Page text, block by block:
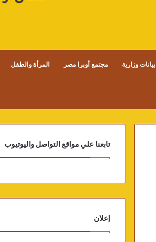
بيانات وزارية مجتمع أوبرا مصر المرأة والطفل
تابعنا علي مواقع التواصل واليوتيوب
إعلان